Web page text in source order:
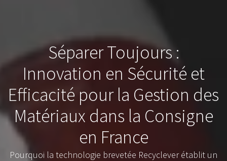
Séparer Toujours :
Innovation en Sécurité et
Efficacité pour la Gestion des
Matériaux dans la Consigne
en France
Pourquoi la technologie brevetée Recyclever établit un